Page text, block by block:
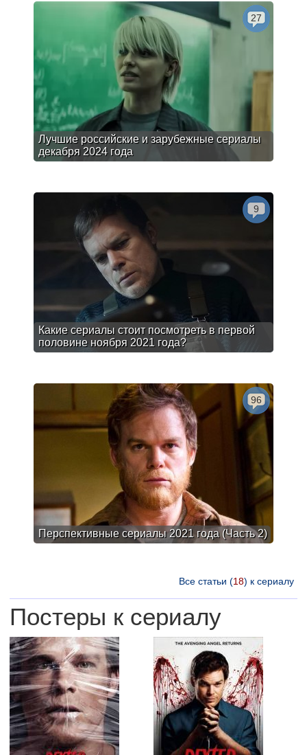
Лучшие российские и зарубежные сериалы
декабря 2024 года
27
Какие сериалы стоит посмотреть в первой
половине ноября 2021 года?
9
Перспективные сериалы 2021 года (Часть 2)
96
Все статьи (18) к сериалу
Постеры к сериалу